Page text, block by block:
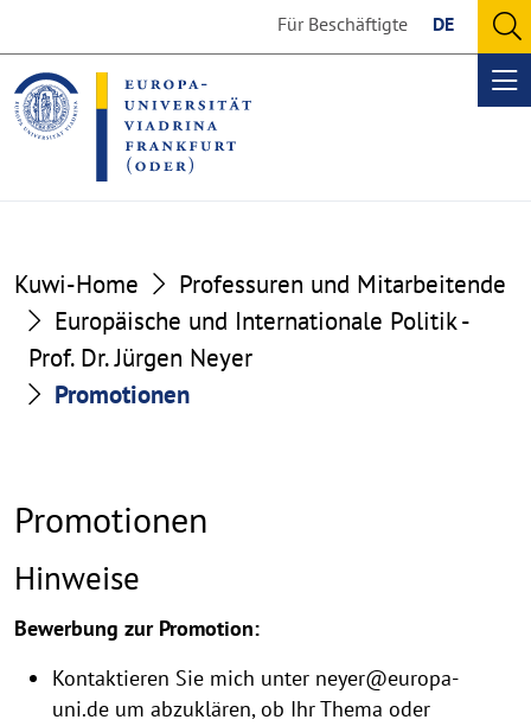
the
content
section
the
footer
section
Für Beschäftigte DE
Kuwi-Home
Professuren und Mitarbeitende
Europäische und Internationale Politik -
Prof. Dr. Jürgen Neyer
Promotionen
Promotionen
Hinweise
Bewerbung zur Promotion:
Kontaktieren Sie mich unter neyer@europa-
uni.de um abzuklären, ob Ihr Thema oder